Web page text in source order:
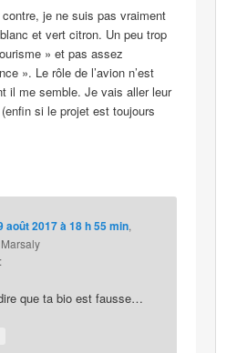
je ne suis pas vraiment
et vert citron. Un peu trop
» et pas assez
». Le rôle de l’avion n’est
il me semble. Je vais aller leur
si le projet est toujours
août 2017 à 18 h 55 min,
que ta bio est fausse…